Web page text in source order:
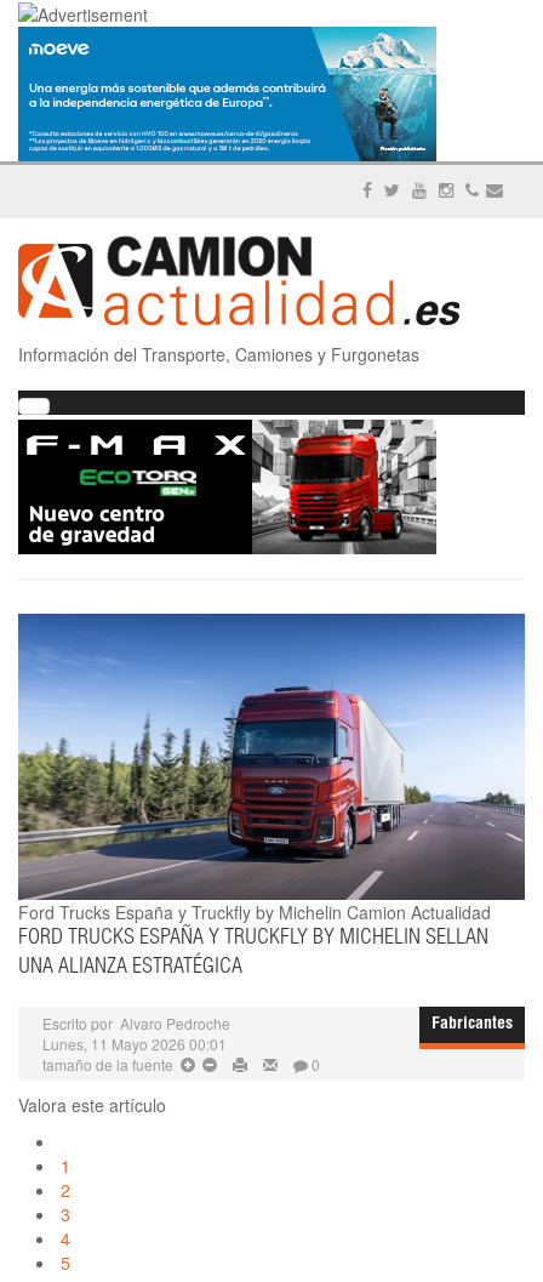
Información del Transporte, Camiones y Furgonetas
Ford Trucks España y Truckfly by Michelin Camion Actualidad
FORD TRUCKS ESPAÑA Y TRUCKFLY BY MICHELIN SELLAN
UNA ALIANZA ESTRATÉGICA
Fabricantes
Escrito por Alvaro Pedroche
Lunes, 11 Mayo 2026 00:01
tamaño de la fuente
0
Valora este artículo
1
2
3
4
5